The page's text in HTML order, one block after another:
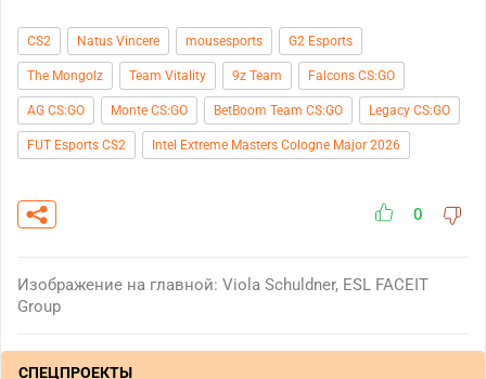
CS2 Natus Vincere mousesports G2 Esports
The Mongolz Team Vitality 9z Team Falcons CS:GO
AG CS:GO Monte CS:GO BetBoom Team CS:GO Legacy CS:GO
FUT Esports CS2 Intel Extreme Masters Cologne Major 2026
0
Изображение на главной: Viola Schuldner, ESL FACEIT
Group
СПЕЦПРОЕКТЫ